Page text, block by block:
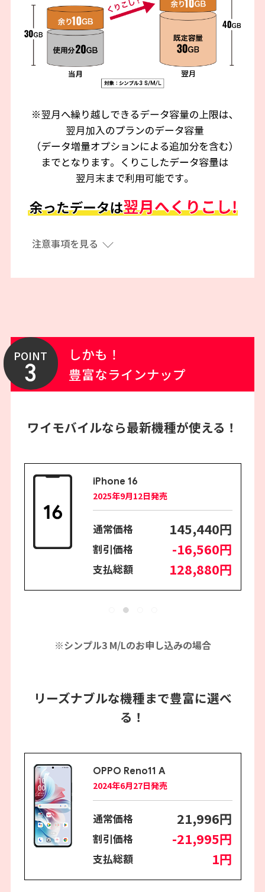
注意事項を見る
POINT
3
しかも！
豊富なラインナップ
ワイモバイルなら最新機種が使える！
iPhone 16
2025年9月12日発売
通常価格 145,440円
割引価格 -16,560円
支払総額 128,880円
※シンプル3 M/Lのお申し込みの場合
リーズナブルな機種まで豊富に選べ
る！
OPPO Reno11 A
2024年6月27日発売
通常価格 21,996円
割引価格 -21,995円
支払総額 1円